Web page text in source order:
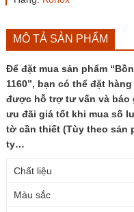
MÔ TẢ SẢN PHẨM
Để đặt mua sản phẩm
1160”, bạn có thể đặt
được hỗ trợ tư vấn và báo
ưu đãi giá tốt khi mua số
tờ cần thiết (Tùy theo sản
ty…
Chất liệu
Màu sắc